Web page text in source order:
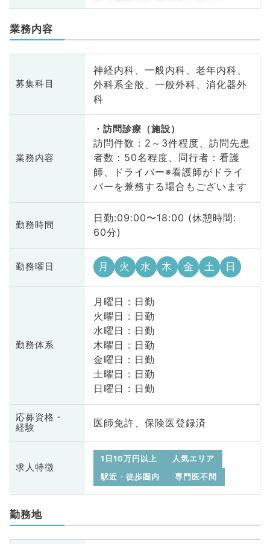
業務内容
募集科目
神経内科、一般内科、老年内科、
外科系全般、一般外科、消化器外
科
業務内容
訪問診療（施設）
訪問件数：2～3件程度、訪問先患
者数：50名程度、同行者：看護
師、ドライバー※看護師がドライ
バーを兼務する場合もございます
勤務時間
日勤:09:00〜18:00 (休憩時間:
60分)
勤務曜日 月 火 水 木 金 土 日
勤務体系
月曜日 : 日勤
火曜日 : 日勤
水曜日 : 日勤
木曜日 : 日勤
金曜日 : 日勤
土曜日 : 日勤
日曜日 : 日勤
応募資格・
経験
医師免許、保険医登録済
求人特徴
1日10万円以上
人気エリア
駅近・徒歩圏内
専門医不問
勤務地